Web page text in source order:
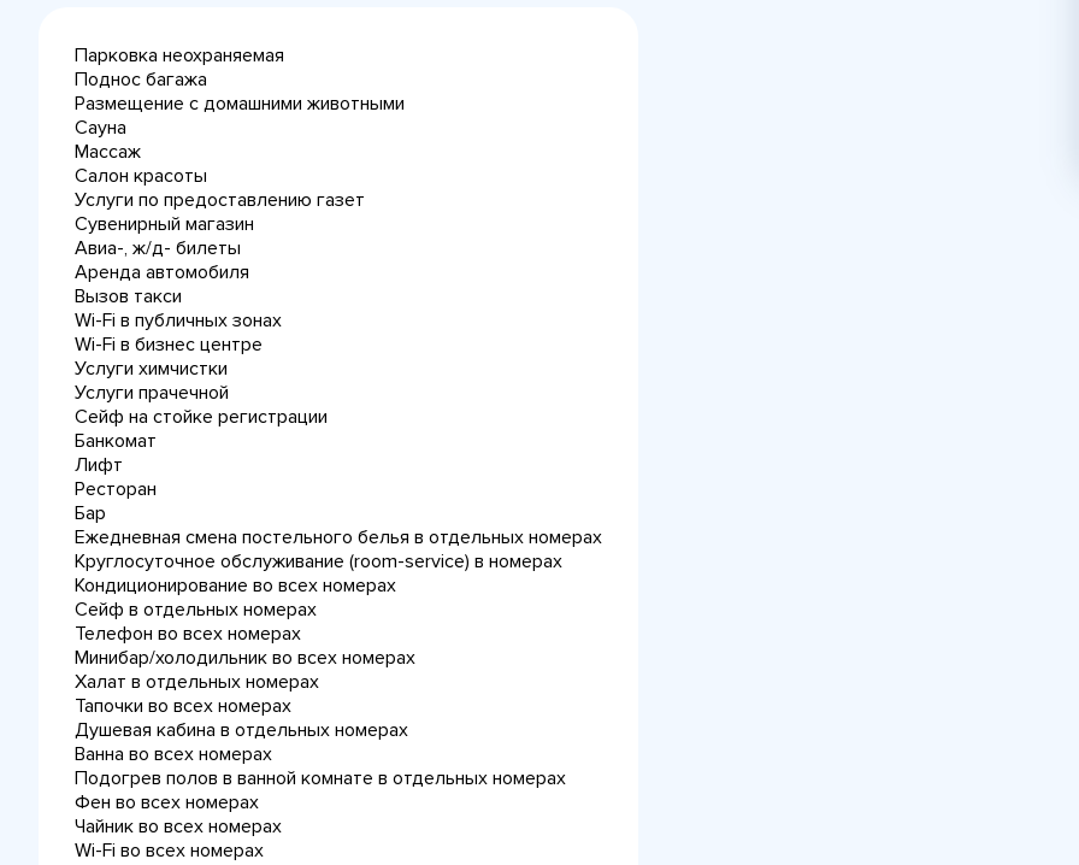
Парковка неохраняемая
Поднос багажа
Размещение с домашними животными
Сауна
Массаж
Салон красоты
Услуги по предоставлению газет
Сувенирный магазин
Авиа-, ж/д- билеты
Аренда автомобиля
Вызов такси
Wi-Fi в публичных зонах
Wi-Fi в бизнес центре
Услуги химчистки
Услуги прачечной
Сейф на стойке регистрации
Банкомат
Лифт
Ресторан
Бар
Ежедневная cмена постельного белья в отдельных номерах
Круглосуточное обслуживание (room-service) в номерах
Кондиционирование во всех номерах
Сейф в отдельных номерах
Телефон во всех номерах
Минибар/холодильник во всех номерах
Халат в отдельных номерах
Тапочки во всех номерах
Душевая кабина в отдельных номерах
Ванна во всех номерах
Подогрев полов в ванной комнате в отдельных номерах
Фен во всех номерах
Чайник во всех номерах
Wi-Fi во всех номерах